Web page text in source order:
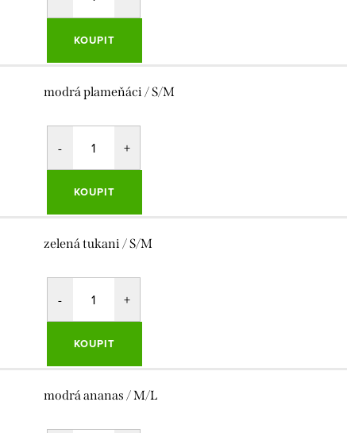
KOUPIT
modrá plameňáci / S/M
KOUPIT
zelená tukani / S/M
KOUPIT
modrá ananas / M/L